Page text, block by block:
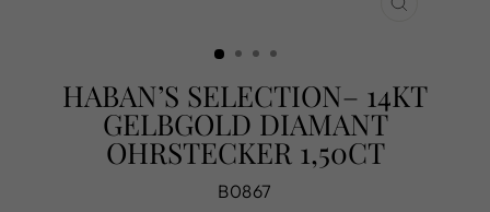
HABAN’S SELECTION– 14KT
GELBGOLD DIAMANT
OHRSTECKER 1,50CT
B0867